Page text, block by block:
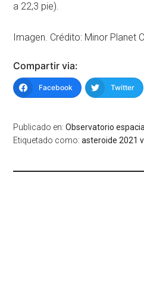
a 22,3 pie).
Imagen. Crédito: Minor Planet
Compartir via:
Facebook Twitter
Publicado en:Observatorio
Etiquetado como:asteroide 2021